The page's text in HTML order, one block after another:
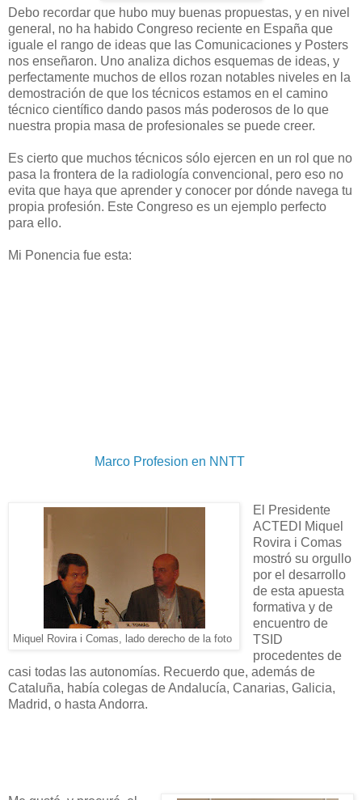
Debo recordar que hubo muy buenas propuestas, y en nivel
general, no ha habido Congreso reciente en España que
iguale el rango de ideas que las Comunicaciones y Posters
nos enseñaron. Uno analiza dichos esquemas de ideas, y
perfectamente muchos de ellos rozan notables niveles en la
demostración de que los técnicos estamos en el camino
técnico científico dando pasos más poderosos de lo que
nuestra propia masa de profesionales se puede creer.
Es cierto que muchos técnicos sólo ejercen en un rol que no
pasa la frontera de la radiología convencional, pero eso no
evita que haya que aprender y conocer por dónde navega tu
propia profesión. Este Congreso es un ejemplo perfecto
para ello.
Mi Ponencia fue esta:
Marco Profesion en NNTT
Miquel Rovira i Comas, lado derecho de la foto
El Presidente
ACTEDI Miquel
Rovira i Comas
mostró su orgullo
por el desarrollo
de esta apuesta
formativa y de
encuentro de
TSID
procedentes de
casi todas las autonomías. Recuerdo que, además de
Cataluña, había colegas de Andalucía, Canarias, Galicia,
Madrid, o hasta Andorra.